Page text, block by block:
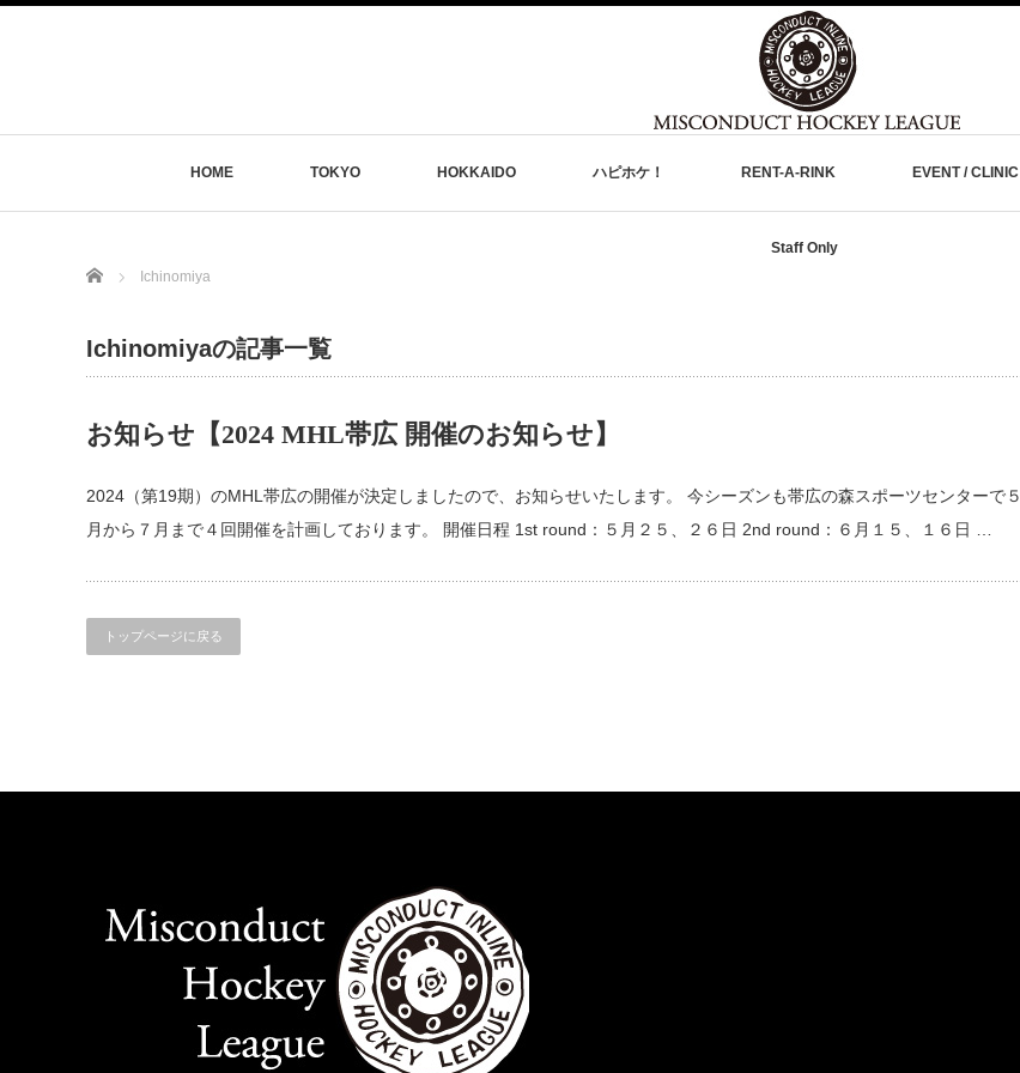
HOME TOKYO HOKKAIDO ハピホケ！ RENT-A-RINK EVENT / CLINIC
Staff Only
Home
Ichinomiya
Ichinomiyaの記事一覧
お知らせ【2024 MHL帯広 開催のお知らせ】
2024（第19期）のMHL帯広の開催が決定しましたので、お知らせいたします。 今シーズンも帯広の森スポーツセンターで５
月から７月まで４回開催を計画しております。 開催日程 1st round：５月２５、２６日 2nd round：６月１５、１６日 …
トップページに戻る